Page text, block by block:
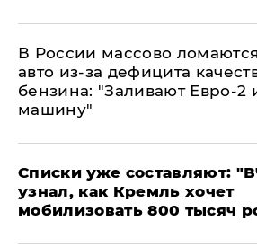
В России массово
авто из-за дефицита
бензина: "Заливают Евро-2
машину"
Списки уже составляют:
узнал, как Кремль хочет
мобилизовать 800 тысяч